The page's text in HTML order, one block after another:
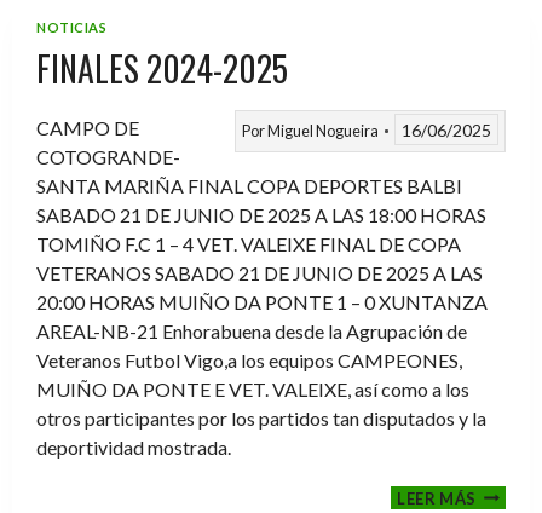
NOTICIAS
FINALES 2024-2025
PorMiguel Nogueira 16/06/2025
CAMPO DE
COTOGRANDE-
SANTA MARIÑA FINAL COPA DEPORTES BALBI
SABADO 21 DE JUNIO DE 2025 A LAS 18:00 HORAS
TOMIÑO F.C 1 – 4 VET. VALEIXE FINAL DE COPA
VETERANOS SABADO 21 DE JUNIO DE 2025 A LAS
20:00 HORAS MUIÑO DA PONTE 1 – 0 XUNTANZA
AREAL-NB-21 Enhorabuena desde la Agrupación de
Veteranos Futbol Vigo,a los equipos CAMPEONES,
MUIÑO DA PONTE E VET. VALEIXE, así como a los
otros participantes por los partidos tan disputados y la
deportividad mostrada.
LEER MÁS